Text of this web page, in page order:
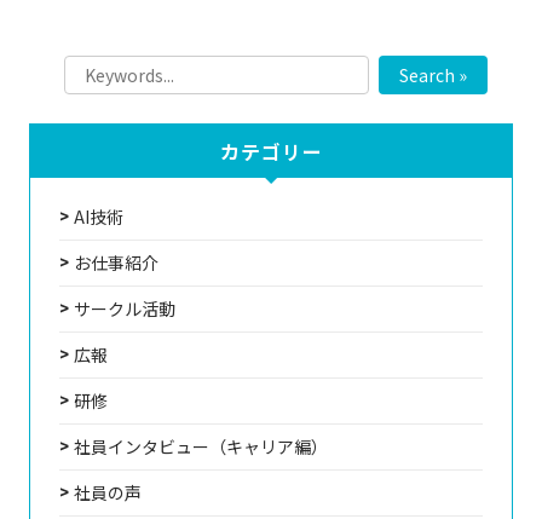
Search »
カテゴリー
AI技術
お仕事紹介
サークル活動
広報
研修
社員インタビュー（キャリア編）
社員の声